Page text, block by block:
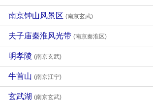
南京钟山风景区 (南京玄武)
夫子庙秦淮风光带 (南京秦淮区)
明孝陵 (南京玄武)
牛首山 (南京江宁)
玄武湖 (南京玄武)